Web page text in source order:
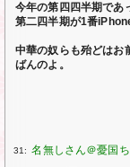
今年の第四四半期であ
第二四半期が1番
中華の奴らも殆どはお
ばんのよ。
31: